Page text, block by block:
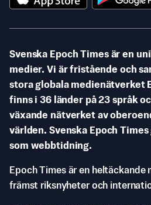
Svenska Epoch Times är en
medier. Vi är fristående och
stora globala medienätverket
finns i 36 länder på 23 språk
växande nätverket av
världen. Svenska Epoch
som webbtidning.
Epoch Times är en heltäckande
främst riksnyheter och